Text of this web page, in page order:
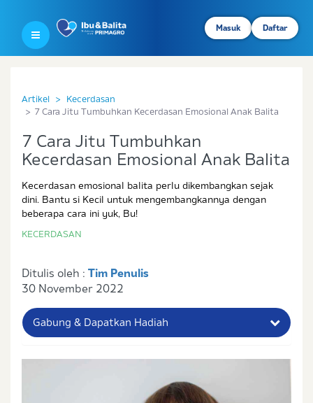
Masuk Daftar
Artikel
Kecerdasan
7 Cara Jitu Tumbuhkan Kecerdasan Emosional Anak Balita
7 Cara Jitu Tumbuhkan
Kecerdasan Emosional Anak Balita
Kecerdasan emosional balita perlu dikembangkan sejak
dini. Bantu si Kecil untuk mengembangkannya dengan
beberapa cara ini yuk, Bu!
KECERDASAN
Ditulis oleh : Tim Penulis
30 November 2022
Gabung & Dapatkan Hadiah
Nama Lengkap Ibu
No. Handphone (Whatsapp)